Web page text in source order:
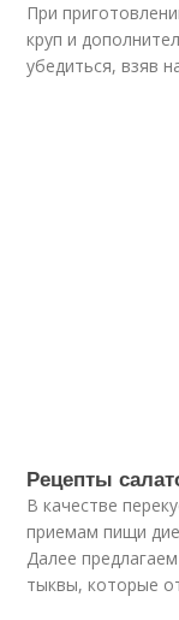
При
круп и
убедиться, взяв
Рецепты
В качестве
приемам пищи
Далее
тыквы, которые